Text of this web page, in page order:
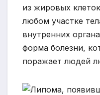
из жировых
любом участке
внутренних
форма болезни,
поражает людей